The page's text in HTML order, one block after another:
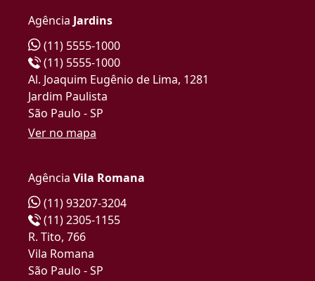
Agência Jardins
(11) 5555-1000
(11) 5555-1000
Al. Joaquim Eugênio de Lima, 1281
Jardim Paulista
São Paulo - SP
Ver no mapa
Agência Vila Romana
(11) 93207-3204
(11) 2305-1155
R. Tito, 766
Vila Romana
São Paulo - SP